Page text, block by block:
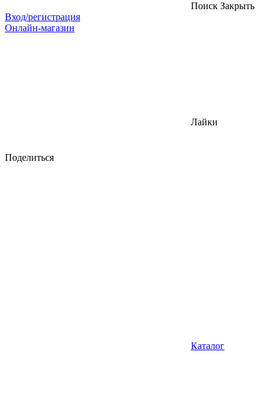
Поиск Закрыть
Вход/регистрация
Онлайн-магазин
Лайки
Поделиться
Каталог